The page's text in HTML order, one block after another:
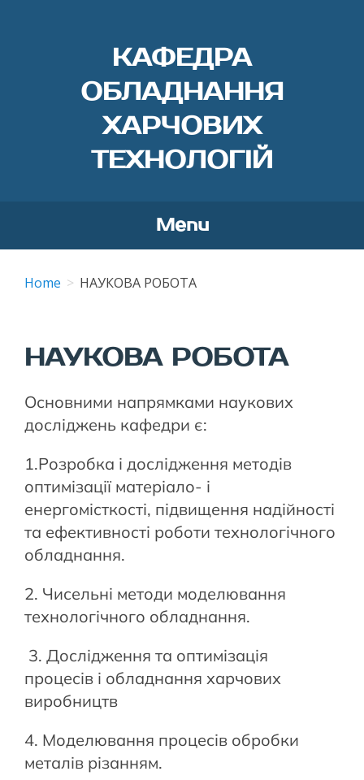
КАФЕДРА
ОБЛАДНАННЯ
ХАРЧОВИХ
ТЕХНОЛОГІЙ
Menu
content
Home НАУКОВА РОБОТА
НАУКОВА РОБОТА
Основними напрямками наукових
досліджень кафедри є:
1.Розробка і дослідження методів
оптимізації матеріало- і
енергомісткості, підвищення надійності
та ефективності роботи технологічного
обладнання.
2. Чисельні методи моделювання
технологічного обладнання.
3. Дослідження та оптимізація
процесів і обладнання харчових
виробництв
4. Моделювання процесів обробки
металів різанням.